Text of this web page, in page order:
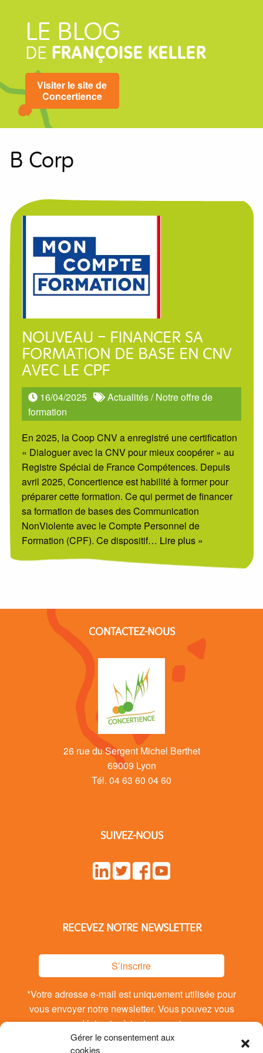
Gérer le consentement aux
cookies
LE BLOG
DE FRANÇOISE KELLER
Visiter le site de
Concertience
B Corp
NOUVEAU – FINANCER SA
FORMATION DE BASE EN CNV
AVEC LE CPF
16/04/2025 Actualités/Notre offre de
formation
En 2025, la Coop CNV a enregistré une certification
« Dialoguer avec la CNV pour mieux coopérer » au
Registre Spécial de France Compétences. Depuis
avril 2025, Concertience est habilité à former pour
préparer cette formation. Ce qui permet de financer
sa formation de bases des Communication
NonViolente avec le Compte Personnel de
Formation (CPF). Ce dispositif… Lire plus »
CONTACTEZ-NOUS
26 rue du Sergent Michel Berthet
69009 Lyon
Tél. 04 63 60 04 60
SUIVEZ-NOUS
RECEVEZ NOTRE NEWSLETTER
S’inscrire
*Votre adresse e-mail est uniquement utilisée pour
vous envoyer notre newsletter. Vous pouvez vous
désinsrire à tout moment.